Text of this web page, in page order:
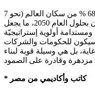
وبحسب توقعات الأمم المتحدة، فإن 68 % من سكان العالم (نحو 7
مليارات نسمة) سيعيشون في المدن بحلول العام 2050، ما يجعل
أولوية إستراتيجيّة
سيكون للحكومات والشركات
بل هي وسيلة قوية لبناء
* كاتب وأكاديمي من مصر